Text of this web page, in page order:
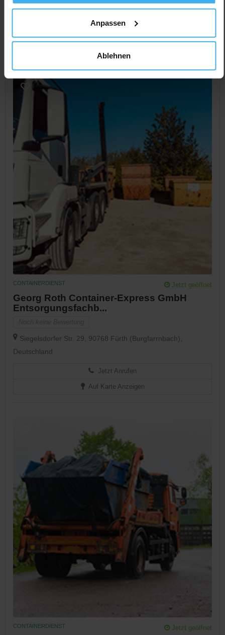
Anpassen
Ablehnen
Pastritzweg 22, 93437 Furth, Deutschland
Jetzt Anrufen
Auf Karte Anzeigen
CONTAINERDIENST Jetzt geöffnet
Georg Roth Container-Express GmbH
Entsorgungsfachb...
Siegelsdorfer Str. 29, 90768 Fürth (Burgfarrnbach),
Deutschland
Jetzt Anrufen
Auf Karte Anzeigen
CONTAINERDIENST Jetzt geöffnet